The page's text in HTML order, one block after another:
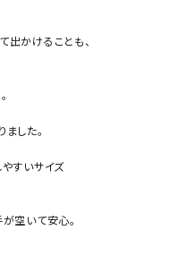
出かけることも、
した。
すいサイズ
空いて安心。